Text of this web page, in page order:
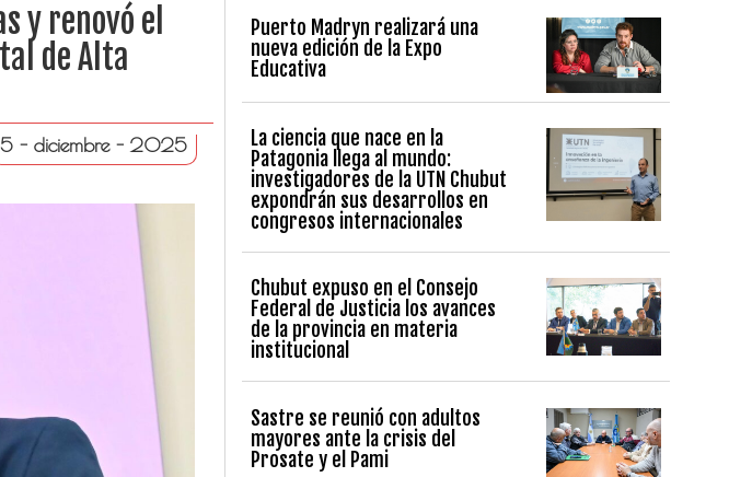
y renovó el
de Alta
5 - diciembre - 2025
Puerto Madryn realizará una
nueva edición de la Expo
Educativa
La ciencia que nace en la
Patagonia llega al mundo:
investigadores de la UTN Chubut
expondrán sus desarrollos en
congresos internacionales
Chubut expuso en el Consejo
Federal de Justicia los avances
de la provincia en materia
institucional
Sastre se reunió con adultos
mayores ante la crisis del
Prosate y el Pami